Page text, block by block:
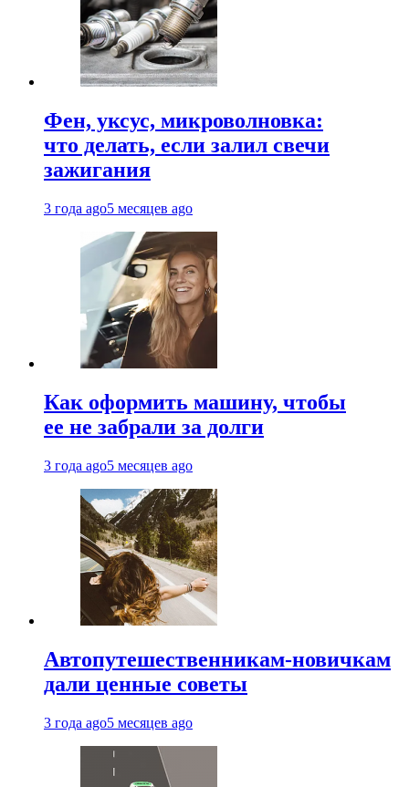
Фен, уксус, микроволновка:
что делать, если залил свечи
зажигания
3 года ago5 месяцев ago
Как оформить машину, чтобы
ее не забрали за долги
3 года ago5 месяцев ago
Автопутешественникам-новичкам
дали ценные советы
3 года ago5 месяцев ago